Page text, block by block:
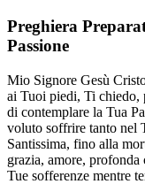
Preghiera
Passione
Mio Signore Gesù
ai Tuoi piedi, Ti chiedo,
di contemplare la Tua
voluto soffrire tanto nel
Santissima, fino alla
grazia, amore, profonda
Tue sofferenze mentre